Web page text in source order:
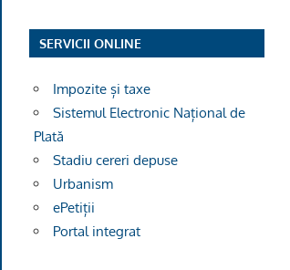
SERVICII ONLINE
Impozite și taxe
Sistemul Electronic Național de
Plată
Stadiu cereri depuse
Urbanism
ePetiții
Portal integrat